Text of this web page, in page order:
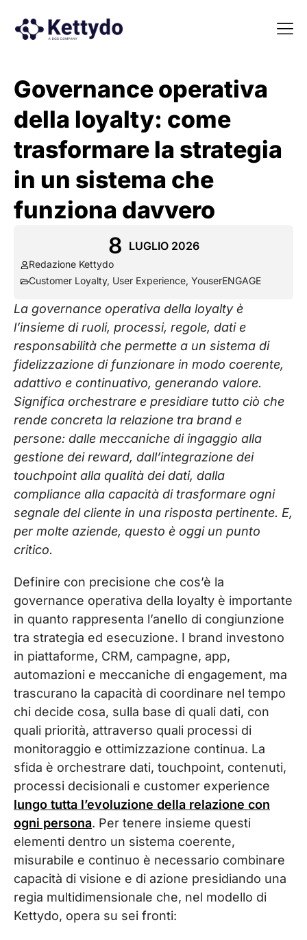
Governance operativa
della loyalty: come
trasformare la strategia
in un sistema che
funziona davvero
8 LUGLIO 2026
Redazione Kettydo
Customer Loyalty, User Experience, YouserENGAGE
La governance operativa della loyalty è
l’insieme di ruoli, processi, regole, dati e
responsabilità che permette a un sistema di
fidelizzazione di funzionare in modo coerente,
adattivo e continuativo, generando valore.
Significa orchestrare e presidiare tutto ciò che
rende concreta la relazione tra brand e
persone: dalle meccaniche di ingaggio alla
gestione dei reward, dall’integrazione dei
touchpoint alla qualità dei dati, dalla
compliance alla capacità di trasformare ogni
segnale del cliente in una risposta pertinente. E,
per molte aziende, questo è oggi un punto
critico.
Definire con precisione che cos’è la
governance operativa della loyalty è importante
in quanto rappresenta l’anello di congiunzione
tra strategia ed esecuzione. I brand investono
in piattaforme, CRM, campagne, app,
automazioni e meccaniche di engagement, ma
trascurano la capacità di coordinare nel tempo
chi decide cosa, sulla base di quali dati, con
quali priorità, attraverso quali processi di
monitoraggio e ottimizzazione continua. La
sfida è orchestrare dati, touchpoint, contenuti,
processi decisionali e customer experience
lungo tutta l’evoluzione della relazione con
ogni persona. Per tenere insieme questi
elementi dentro un sistema coerente,
misurabile e continuo è necessario combinare
capacità di visione e di azione presidiando una
regia multidimensionale che, nel modello di
Kettydo, opera su sei fronti: